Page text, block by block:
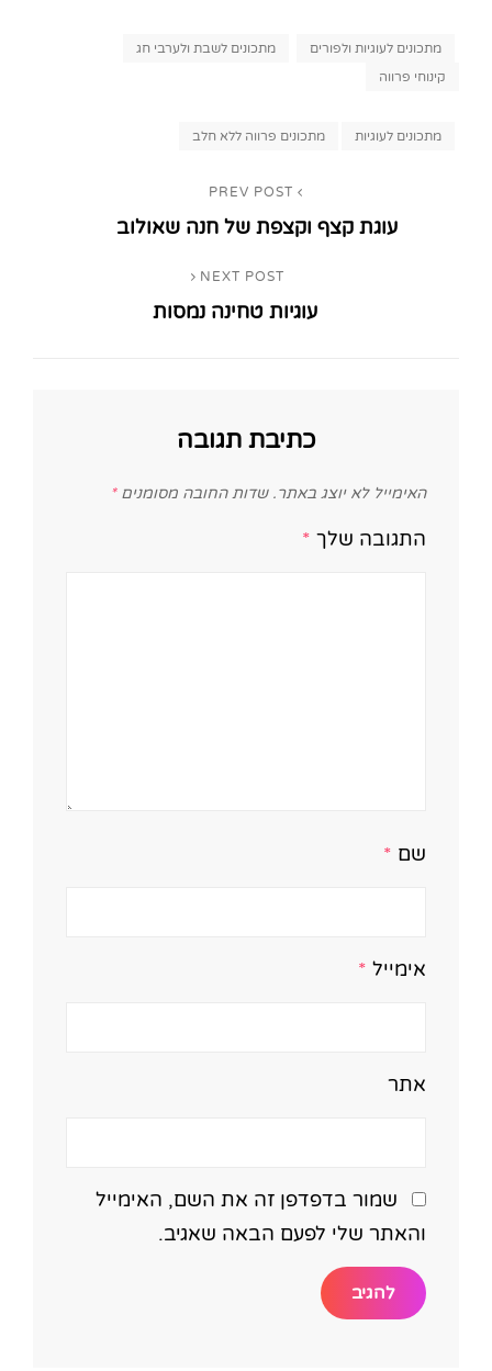
Categories
מתכונים לעוגיות ולפורים
מתכונים לשבת ולערבי חג
קינוחי פרווה
Tags,מתכונים לעוגיות מתכונים פרווה ללא חלב
PREV POST
עוגת קצף וקצפת של חנה שאולוב
NEXT POST
עוגיות טחינה נמסות
כתיבת תגובה
האימייל לא יוצג באתר. שדות החובה מסומנים*
התגובה שלך *
שם *
אימייל *
אתר
שמור בדפדפן זה את השם, האימייל
והאתר שלי לפעם הבאה שאגיב.